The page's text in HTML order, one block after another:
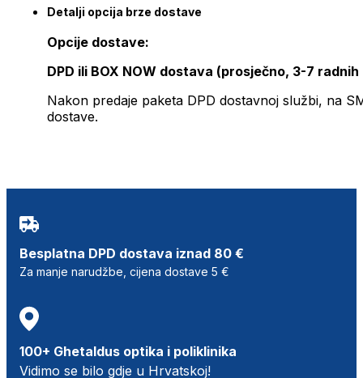
Detalji opcija brze dostave
Opcije dostave:
DPD ili BOX NOW dostava (prosječno, 3-7 radnih
Nakon predaje paketa DPD dostavnoj službi, na
dostave.
Besplatna DPD dostava iznad 80 €
Za manje narudžbe, cijena dostave 5 €
100+ Ghetaldus optika i poliklinika
Vidimo se bilo gdje u Hrvatskoj!